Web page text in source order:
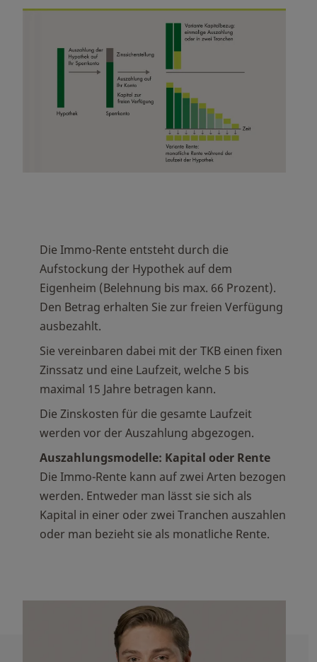
Die Immo-Rente entsteht durch die
Aufstockung der Hypothek auf dem
Eigenheim (Belehnung bis max. 66 Prozent).
Den Betrag erhalten Sie zur freien Verfügung
ausbezahlt.
Sie vereinbaren dabei mit der TKB einen fixen
Zinssatz und eine Laufzeit, welche 5 bis
maximal 15 Jahre betragen kann.
Die Zinskosten für die gesamte Laufzeit
werden vor der Auszahlung abgezogen.
Auszahlungsmodelle: Kapital oder Rente
Die Immo-Rente kann auf zwei Arten bezogen
werden. Entweder man lässt sie sich als
Kapital in einer oder zwei Tranchen auszahlen
oder man bezieht sie als monatliche Rente.